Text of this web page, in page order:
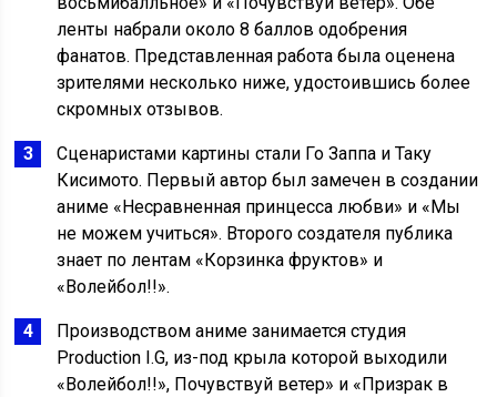
ленты набрали около 8 баллов одобрения
фанатов. Представленная работа была оценена
зрителями несколько ниже, удостоившись более
скромных отзывов.
Сценаристами картины стали Го Заппа и Таку
Кисимото. Первый автор был замечен в создании
аниме «Несравненная принцесса любви» и «Мы
не можем учиться». Второго создателя публика
знает по лентам «Корзинка фруктов» и
«Волейбол!!».
Производством аниме занимается студия
Production I.G, из-под крыла которой выходили
«Волейбол!!», Почувствуй ветер» и «Призрак в